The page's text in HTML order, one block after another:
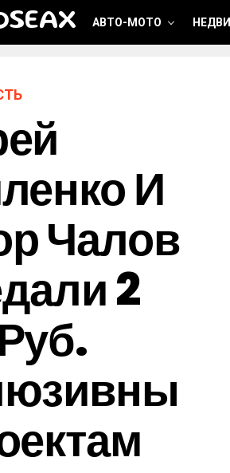
АВТО-МОТО
И
Чалов
2